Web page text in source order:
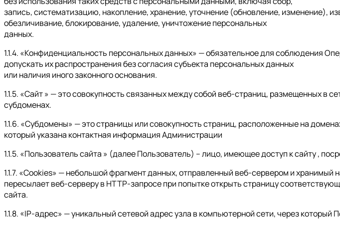
запись, систематизацию, накопление, хранение, уточнение (обновление, изменение),
обезличивание, блокирование, удаление, уничтожение персональных
данных.
1.1.4. «Конфиденциальность персональных данных» — обязательное для соблюдения
допускать их распространения без согласия субъекта персональных данных
или наличия иного законного основания.
1.1.5. «Сайт » — это совокупность связанных между собой веб-страниц, размещенных в
субдоменах.
1.1.6. «Субдомены» — это страницы или совокупность страниц, расположенные на
который указана контактная информация Администрации
1.1.5. «Пользователь сайта » (далее Пользователь) – лицо, имеющее доступ к сайту ,
1.1.7. «Cookies» — небольшой фрагмент данных, отправленный веб-сервером и
пересылает веб-серверу в HTTP-запросе при попытке открыть страницу
сайта.
1.1.8. «IP-адрес» — уникальный сетевой адрес узла в компьютерной сети, через который